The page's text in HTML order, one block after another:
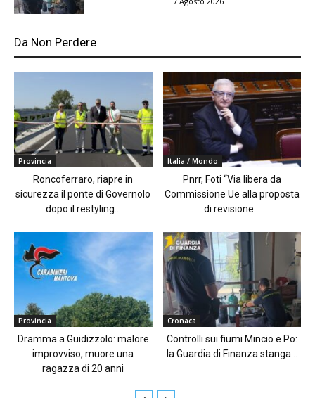
Da Non Perdere
Provincia
Roncoferraro, riapre in
sicurezza il ponte di Governolo
dopo il restyling...
Italia / Mondo
Pnrr, Foti “Via libera da
Commissione Ue alla proposta
di revisione...
Provincia
Dramma a Guidizzolo: malore
improvviso, muore una
ragazza di 20 anni
Cronaca
Controlli sui fiumi Mincio e Po:
la Guardia di Finanza stanga...